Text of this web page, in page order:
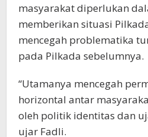
masyarakat diperlukan
memberikan situasi
mencegah problematika
pada Pilkada sebelumnya.
“Utamanya mencegah
horizontal antar
oleh politik identitas dan
ujar Fadli.